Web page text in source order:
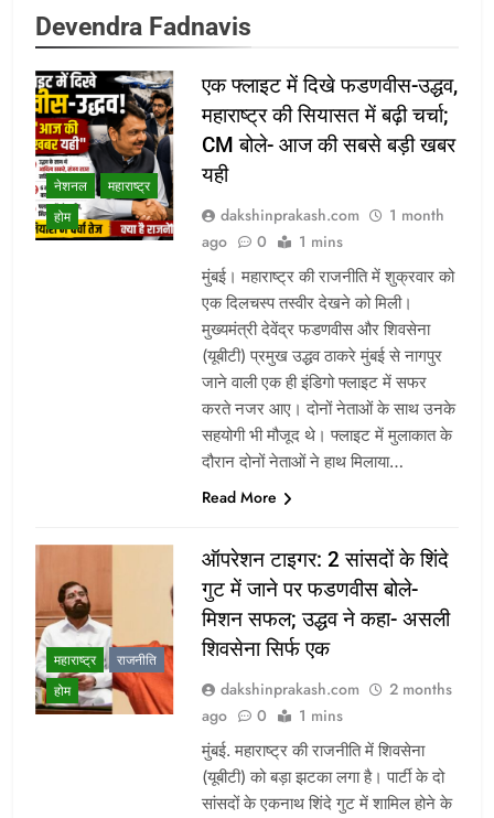
Devendra Fadnavis
नेशनल
महाराष्ट्र
होम
एक फ्लाइट में दिखे फडणवीस-उद्धव,
महाराष्ट्र की सियासत में बढ़ी चर्चा;
CM बोले- आज की सबसे बड़ी खबर
यही
dakshinprakash.com
1 month
ago
0 1 mins
मुंबई। महाराष्ट्र की राजनीति में शुक्रवार को
एक दिलचस्प तस्वीर देखने को मिली।
मुख्यमंत्री देवेंद्र फडणवीस और शिवसेना
(यूबीटी) प्रमुख उद्धव ठाकरे मुंबई से नागपुर
जाने वाली एक ही इंडिगो फ्लाइट में सफर
करते नजर आए। दोनों नेताओं के साथ उनके
सहयोगी भी मौजूद थे। फ्लाइट में मुलाकात के
दौरान दोनों नेताओं ने हाथ मिलाया…
Read More
महाराष्ट्र
राजनीति
होम
ऑपरेशन टाइगर: 2 सांसदों के शिंदे
गुट में जाने पर फडणवीस बोले-
मिशन सफल; उद्धव ने कहा- असली
शिवसेना सिर्फ एक
dakshinprakash.com
2 months
ago
0 1 mins
मुंबई. महाराष्ट्र की राजनीति में शिवसेना
(यूबीटी) को बड़ा झटका लगा है। पार्टी के दो
सांसदों के एकनाथ शिंदे गुट में शामिल होने के